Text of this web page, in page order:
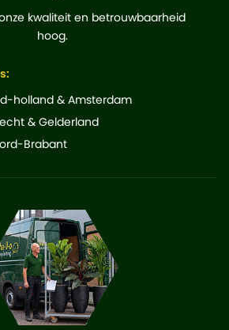
kwaliteit en betrouwbaarheid
hoog.
holland & Amsterdam
& Gelderland
Brabant